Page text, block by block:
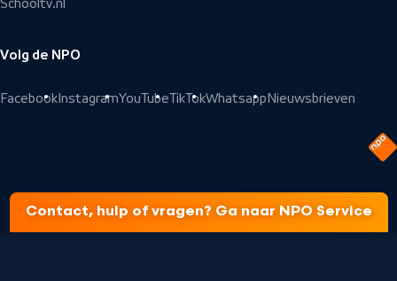
Schooltv.nl
Volg de NPO
Facebook InstagramYouTubeTikTokWhatsapp Nieuwsbrieven
Contact, hulp of vragen? Ga naar NPO Service